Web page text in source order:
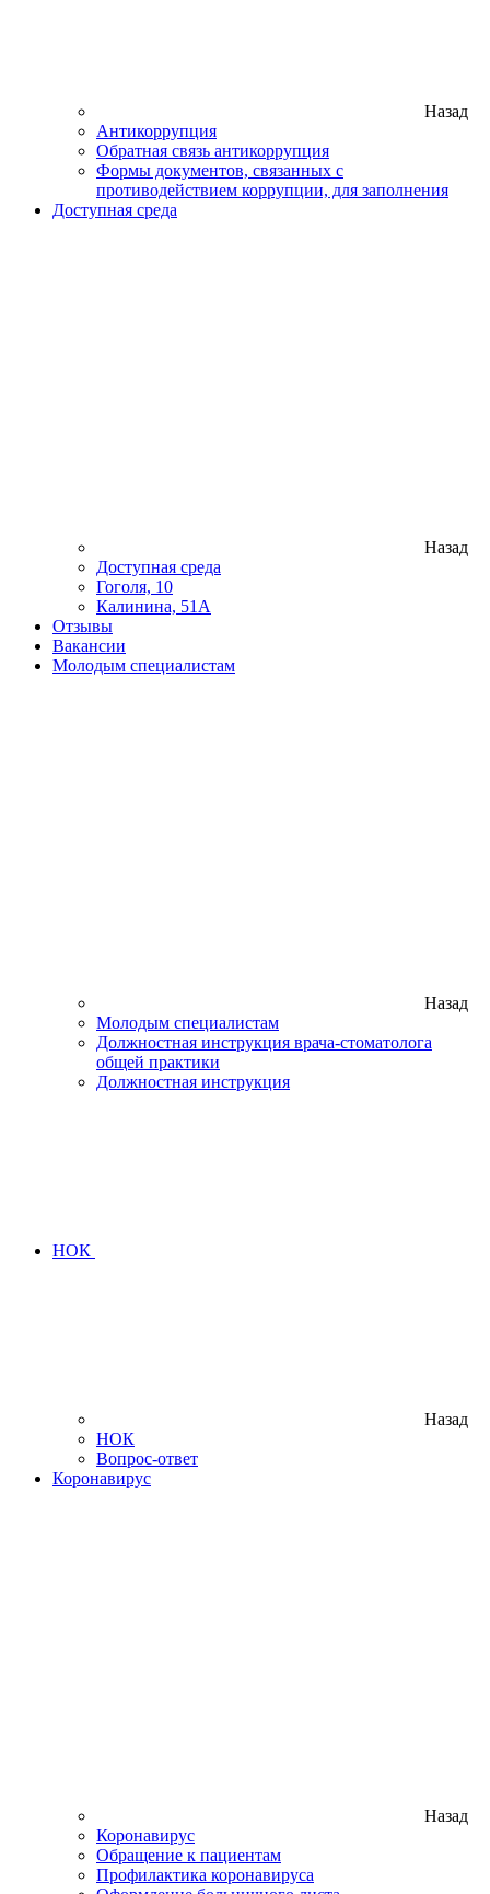
Назад
Антикоррупция
Обратная связь антикоррупция
Формы документов, связанных с
противодействием коррупции, для заполнения
Доступная среда
Назад
Доступная среда
Гоголя, 10
Калинина, 51А
Отзывы
Вакансии
Молодым специалистам
Назад
Молодым специалистам
Должностная инструкция врача-стоматолога
общей практики
Должностная инструкция
НОК
Назад
НОК
Вопрос-ответ
Коронавирус
Назад
Коронавирус
Обращение к пациентам
Профилактика коронавируса